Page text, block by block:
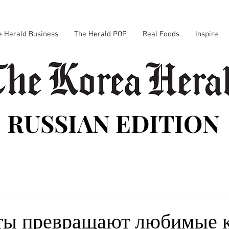
Herald Business The Herald POP Real Foods Inspire
RUSSIAN EDITION
превращают любимые